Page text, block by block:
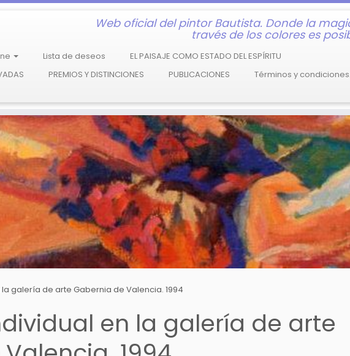
Web oficial del pintor Bautista. Donde la
través de los colores es
Lista de deseos
EL PAISAJE COMO ESTADO DEL ESPÍRITU
PREMIOS Y DISTINCIONES PUBLICACIONES
Términos y condiciones.
galería de arte Gabernia de Valencia. 1994
en la galería de arte